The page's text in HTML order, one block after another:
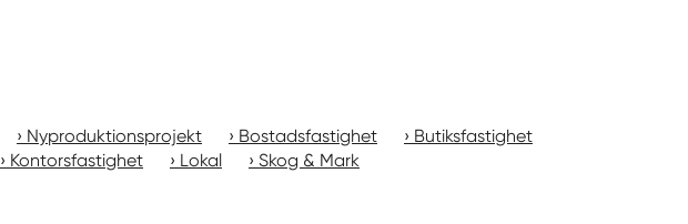
Nyproduktionsprojekt Bostadsfastighet
Butiksfastighet
Kontorsfastighet Lokal Skog & Mark